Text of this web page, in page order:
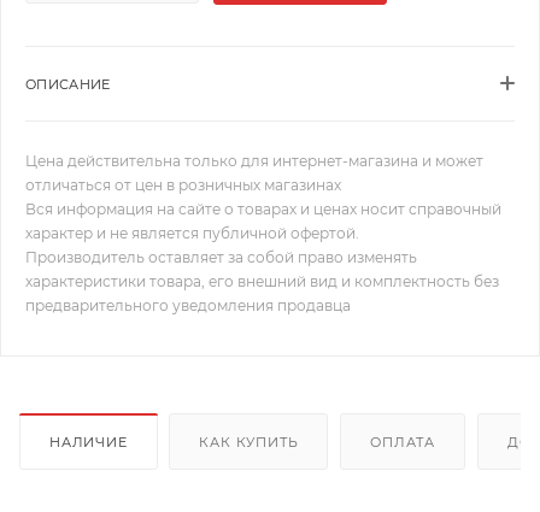
ОПИСАНИЕ
Цена действительна только для интернет-магазина и может
отличаться от цен в розничных магазинах
Вся информация на сайте о товарах и ценах носит справочный
характер и не является публичной офертой.
Производитель оставляет за собой право изменять
характеристики товара, его внешний вид и комплектность без
предварительного уведомления продавца
НАЛИЧИЕ КАК КУПИТЬ ОПЛАТА